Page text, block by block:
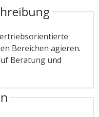
Bereichen agieren.
Beratung und